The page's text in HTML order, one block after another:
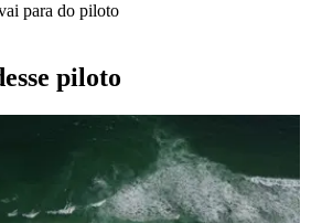
para do piloto
piloto